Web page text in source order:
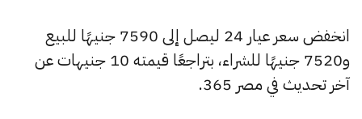
انخفض سعر عيار 24 ليصل إلى 7590 جنيهًا للبيع
و7520 جنيهًا للشراء، بتراجعًا قيمته 10 جنيهات عن
آخر تحديث في مصر 365.